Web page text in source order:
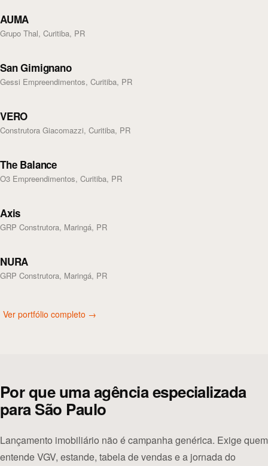
AUMA
Grupo Thal, Curitiba, PR
San Gimignano
Gessi Empreendimentos, Curitiba, PR
VERO
Construtora Giacomazzi, Curitiba, PR
The Balance
O3 Empreendimentos, Curitiba, PR
Axis
GRP Construtora, Maringá, PR
NURA
GRP Construtora, Maringá, PR
Ver portfólio completo →
Por que uma agência especializada
para São Paulo
Lançamento imobiliário não é campanha genérica. Exige quem
entende VGV, estande, tabela de vendas e a jornada do